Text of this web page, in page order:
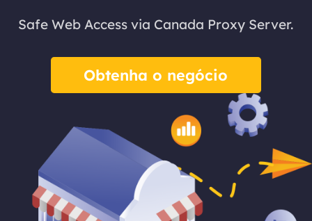
Safe Web Access via Canada Proxy Server.
Obtenha o negócio